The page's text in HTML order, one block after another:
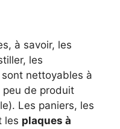
à savoir, les
les
nettoyables à
de produit
Les paniers, les
les plaques à